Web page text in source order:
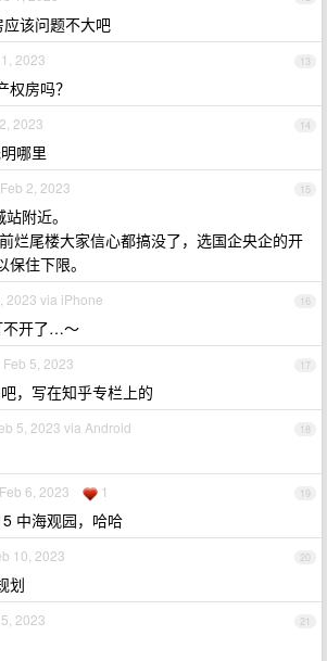
该问题不大吧
13
2023
房吗？
14
2023
哪里
15
Feb 2, 2023
附近。
烂尾楼大家信心都搞没了，选国企央企的开
住下限。
16
2023 via iPhone
不开了…～
17
Feb 5, 2023
，写在知乎专栏上的
18
5, 2023 via Android
19
Feb 6, 2023 1
中海观园，哈哈
20
10, 2023
划
21
2023